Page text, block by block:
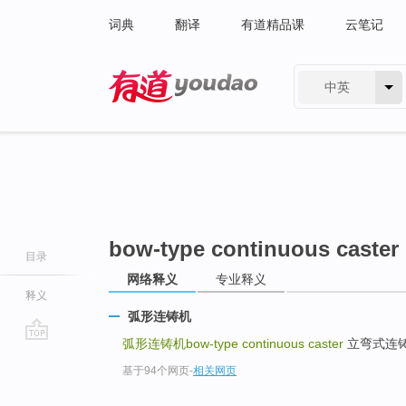
词典 翻译 有道精品课 云笔记
中英
目录
释义
bow-type continuous caster
网络释义 专业释义
弧形连铸机
弧形连铸机bow-type continuous caster 立弯式连
基于94个网页-相关网页